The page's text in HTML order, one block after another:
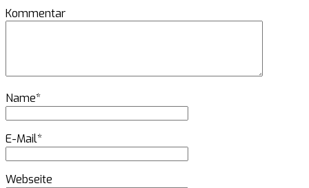
Kommentar
Name*
E-Mail*
Webseite